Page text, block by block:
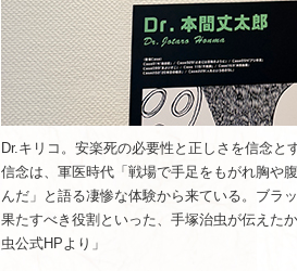
Dr.キリコ。安楽死の必要性と正しさを信念
信念は、軍医時代「戦場で手足をもがれ胸や
んだ」と語る凄惨な体験から来ている。ブラ
果たすべき役割といった、手塚治虫が伝えた
虫公式HPより」